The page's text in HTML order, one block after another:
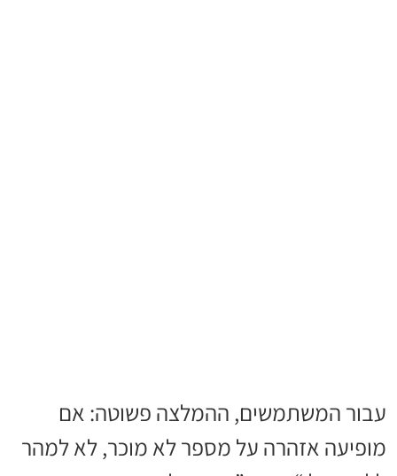
עבור המשתמשים, ההמלצה פשוטה: אם
מופיעה אזהרה על מספר לא מוכר, לא למהר